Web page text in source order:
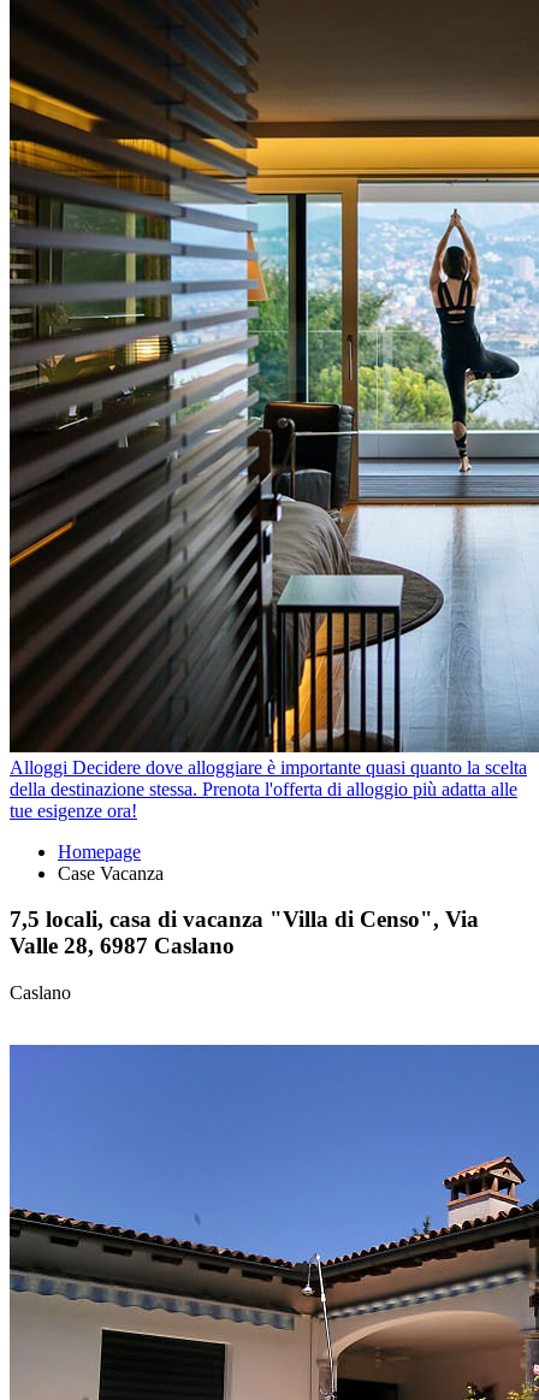
Alloggi Decidere dove alloggiare è importante quasi quanto la scelta
della destinazione stessa. Prenota l'offerta di alloggio più adatta alle
tue esigenze ora!
Homepage
Case Vacanza
7,5 locali, casa di vacanza "Villa di Censo", Via
Valle 28, 6987 Caslano
Caslano